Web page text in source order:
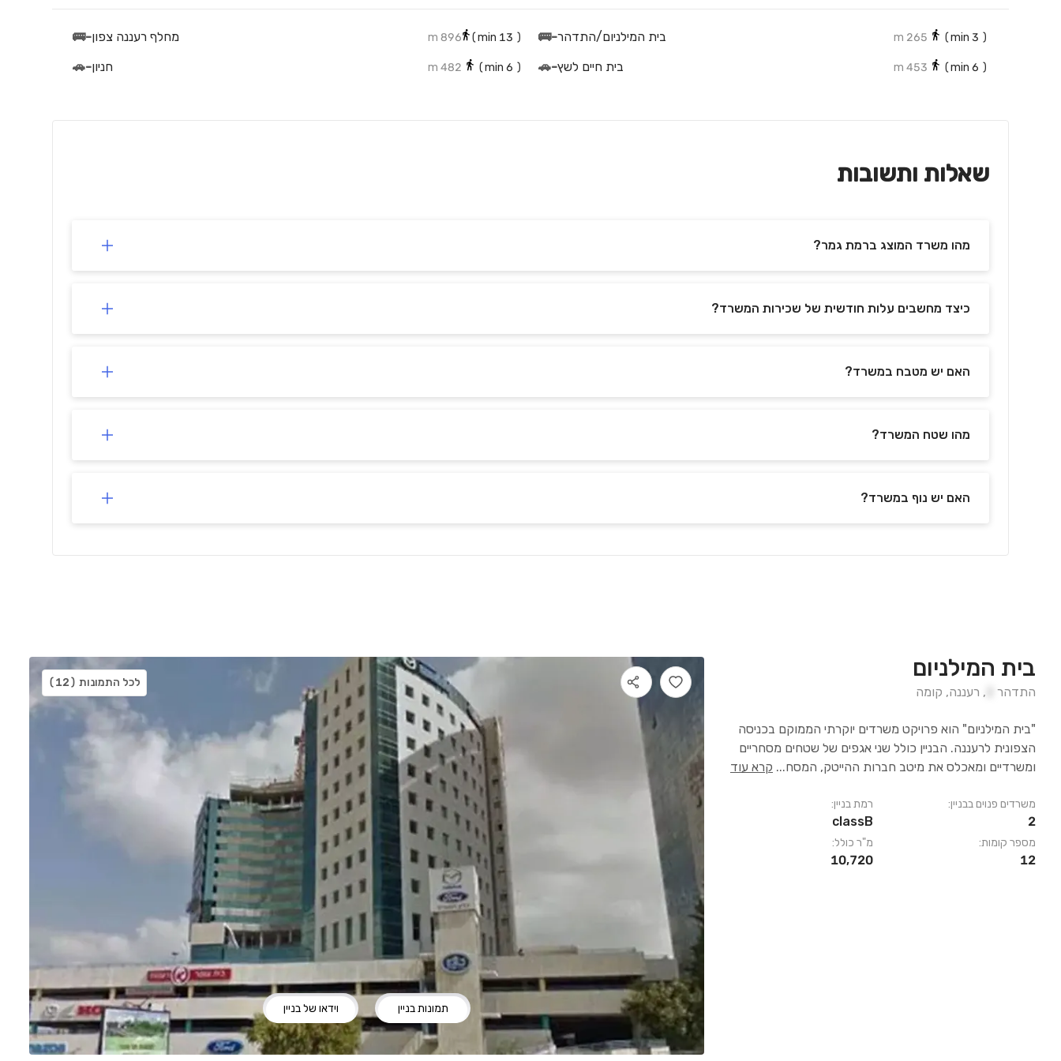
(
3
265 m בית המילניום/התדהר-
🚌
(
13
896 m מחלף רעננה צפון-
🚌
(
6
453 m בית חיים לשץ-
🚗
(
6
482 m חניון-
🚗
שאלות ותשובות
מהו משרד המוצג ברמת גמר?
כיצד מחשבים עלות חודשית של שכירות המשרד?
האם יש מטבח במשרד?
מהו שטח המשרד?
האם יש נוף במשרד?
בית המילניום
התדהר , רעננה, קומה
"בית המילניום" הוא פרויקט משרדים יוקרתי הממוקם בכניסה
הצפונית לרעננה. הבניין כולל שני אגפים של שטחים מסחריים
ומשרדיים ומאכלס את מיטב חברות ההייטק, המסח... קרא עוד
משרדים פנוים בבניין:
2
מספר קומות:
12
רמת בניין:
classB
מ"ר כולל:
10,720
תמונות בניין וידאו של בניין
לכל התמונות (12)